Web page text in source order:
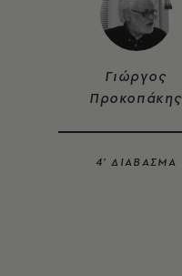
Γιώργος
Προκοπάκης
4’ ΔΙΑΒΑΣΜΑ